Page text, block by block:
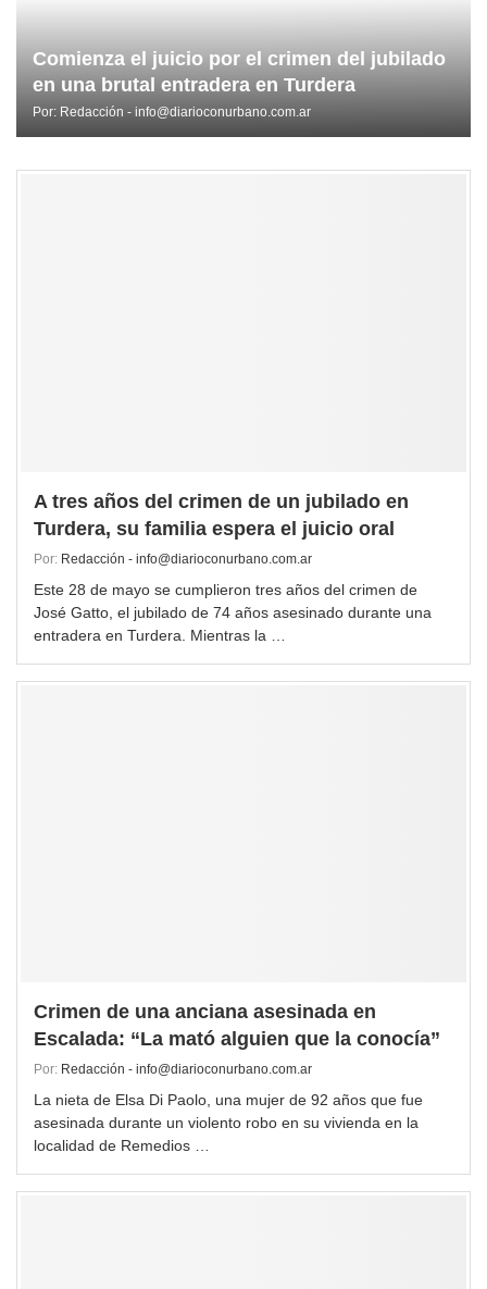
Comienza el juicio por el crimen del jubilado
en una brutal entradera en Turdera
Por: Redacción - info@diarioconurbano.com.ar
A tres años del crimen de un jubilado en
Turdera, su familia espera el juicio oral
Por: Redacción - info@diarioconurbano.com.ar
Este 28 de mayo se cumplieron tres años del crimen de
José Gatto, el jubilado de 74 años asesinado durante una
entradera en Turdera. Mientras la …
Crimen de una anciana asesinada en
Escalada: “La mató alguien que la conocía”
Por: Redacción - info@diarioconurbano.com.ar
La nieta de Elsa Di Paolo, una mujer de 92 años que fue
asesinada durante un violento robo en su vivienda en la
localidad de Remedios …